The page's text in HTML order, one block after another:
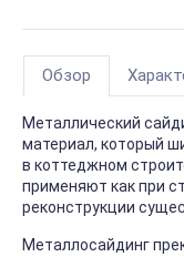
Обзор
Металлический
материал, который
в коттеджном
применяют как при
реконструкции
Металлосайдинг